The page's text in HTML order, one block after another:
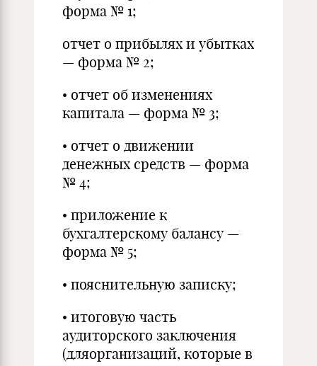
форма № 1;
отчет о прибылях и убытках
— форма № 2;
• отчет об изменениях
капитала — форма № 3;
• отчет о движении
денежных средств — форма
№ 4;
• приложение к
бухгалтерскому балансу —
форма № 5;
• пояснительную записку;
• итоговую часть
аудиторского заключения
(дляорганизаций, которые в